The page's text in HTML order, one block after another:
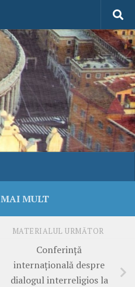
MAI MULT
MATERIALUL URMĂTOR
Conferință
internațională despre
dialogul interreligios la